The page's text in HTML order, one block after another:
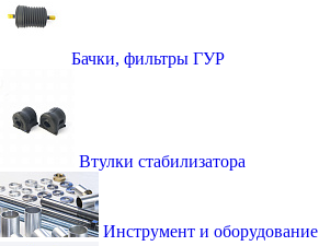
Бачки, фильтры ГУР
Втулки стабилизатора
Инструмент и оборудование